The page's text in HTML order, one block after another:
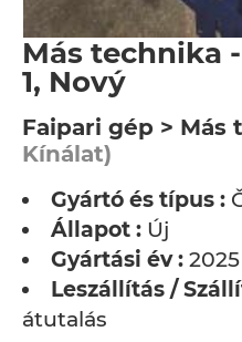
Más technika
1, Nový
Faipari gép > Más
Kínálat)
Gyártó és típus :
Állapot : Új
Gyártási év : 2025
Leszállítás /
átutalás